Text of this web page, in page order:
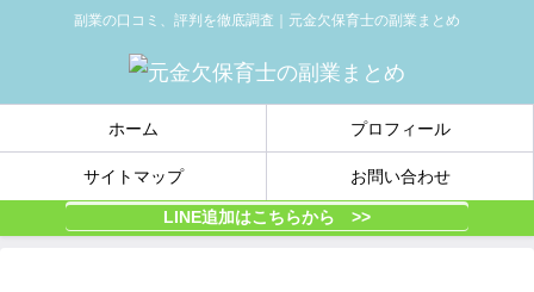
副業の口コミ、評判を徹底調査｜元金欠保育士の副業まとめ
ホーム プロフィール
サイトマップ お問い合わせ
LINE追加はこちらから >>